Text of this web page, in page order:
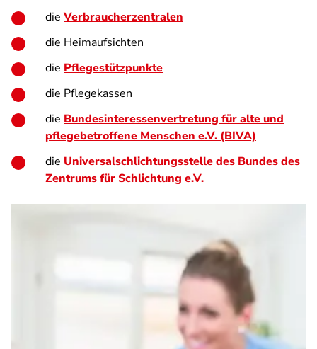
die Verbraucherzentralen
die Heimaufsichten
die Pflegestützpunkte
die Pflegekassen
die Bundesinteressenvertretung für alte und
pflegebetroffene Menschen e.V. (BIVA)
die Universalschlichtungsstelle des Bundes des
Zentrums für Schlichtung e.V.